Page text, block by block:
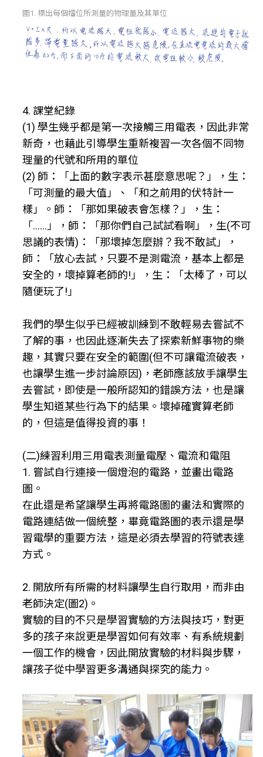
圖1. 標出每個檔位所測量的物理量及其單位
4. 課堂紀錄
(1) 學生幾乎都是第一次接觸三用電表，因此非常
新奇，也藉此引導學生重新複習一次各個不同物
理量的代號和所用的單位
(2) 師：「上面的數字表示甚麼意思呢？」，生：
「可測量的最大值」、「和之前用的伏特計一
樣」。師：「那如果破表會怎樣？」，生：
「……」，師：「那你們自己試試看啊」，生(不可
思議的表情)：「那壞掉怎麼辦？我不敢試」，
師：「放心去試，只要不是測電流，基本上都是
安全的，壞掉算老師的!」，生：「太棒了，可以
隨便玩了!」
我們的學生似乎已經被訓練到不敢輕易去嘗試不
了解的事，也因此逐漸失去了探索新鮮事物的樂
趣，其實只要在安全的範圍(但不可讓電流破表，
也讓學生進一步討論原因)，老師應該放手讓學生
去嘗試，即使是一般所認知的錯誤方法，也是讓
學生知道某些行為下的結果。壞掉確實算老師
的，但這是值得投資的事！
(二)練習利用三用電表測量電壓、電流和電阻
1. 嘗試自行連接一個燈泡的電路，並畫出電路
圖。
在此還是希望讓學生再將電路圖的畫法和實際的
電路連結做一個統整，畢竟電路圖的表示還是學
習電學的重要方法，這是必須去學習的符號表達
方式。
2. 開放所有所需的材料讓學生自行取用，而非由
老師決定(圖2)。
實驗的目的不只是學習實驗的方法與技巧，對更
多的孩子來說更是學習如何有效率、有系統規劃
一個工作的機會，因此開放實驗的材料與步驟，
讓孩子從中學習更多溝通與探究的能力。